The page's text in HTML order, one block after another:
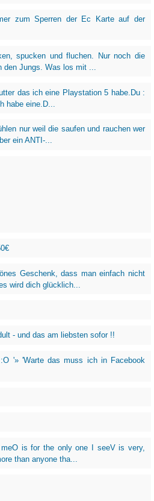
zum Sperren der Ec Karte auf der
spucken und fluchen. Nur noch die
Jungs. Was los mit ...
das ich eine Playstation 5 habe.Du :
habe eine.D...
nur weil die saufen und rauchen wer
ein ANTI-...
Geschenk, dass man einfach nicht
wird dich glücklich...
- und das am liebsten sofor !!
'» 'Warte das muss ich in Facebook
is for the only one I seeV is very,
than anyone tha...